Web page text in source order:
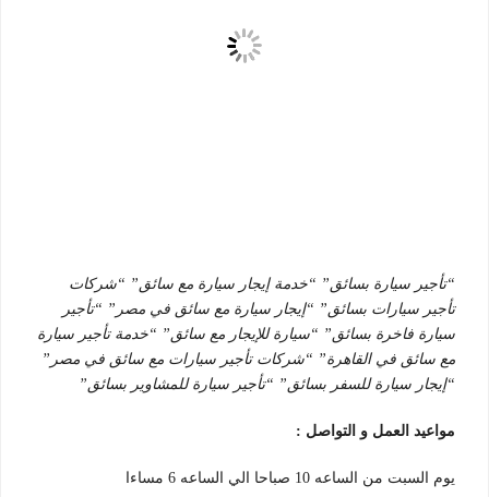
“تأجير سيارة بسائق” “خدمة إيجار سيارة مع سائق” “شركات
تأجير سيارات بسائق” “إيجار سيارة مع سائق في مصر” “تأجير
سيارة فاخرة بسائق” “سيارة للإيجار مع سائق” “خدمة تأجير سيارة
مع سائق في القاهرة” “شركات تأجير سيارات مع سائق في مصر”
“إيجار سيارة للسفر بسائق” “تأجير سيارة للمشاوير بسائق”
مواعيد العمل و التواصل :
يوم السبت من الساعه 10 صباحا الي الساعه 6 مساءا